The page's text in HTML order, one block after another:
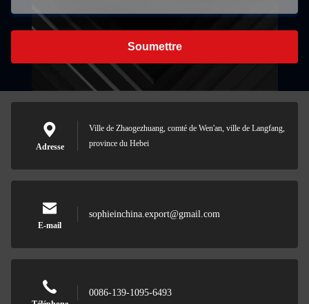
Soumettre
Adresse
Ville de Zhaogezhuang, comté de Wen'an, ville de Langfang,
province du Hebei
E-mail
sophieinchina.export@gmail.com
0086-139-1095-6493